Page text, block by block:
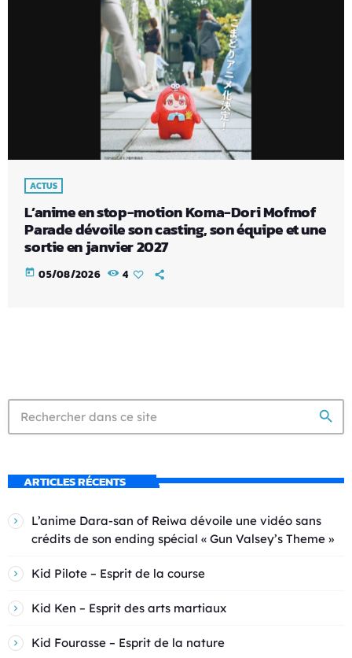
ACTUS
L’anime en stop-motion Koma-Dori Mofmof
Parade dévoile son casting, son équipe et une
sortie en janvier 2027
today 05/08/2026 4
search
ARTICLES RÉCENTS
L’anime Dara-san of Reiwa dévoile une vidéo sans
crédits de son ending spécial « Gun Valsey’s Theme »
Kid Pilote – Esprit de la course
Kid Ken – Esprit des arts martiaux
Kid Fourasse – Esprit de la nature